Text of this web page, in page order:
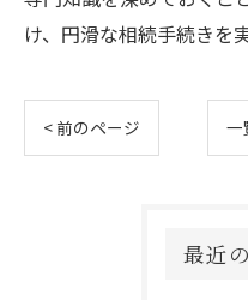
け、円滑な相続手続きを
< 前のページ 一
最近